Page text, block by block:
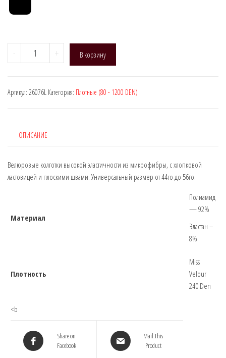
-
Количество
товара
(MISS
),
+ В корзину
Артикул: 26076L Категория: Плотные (80 - 1200 DEN)
ОПИСАНИЕ
Велюровые колготки высокой эластичности из микрофибры, с хлопковой
ластовицей и плоскими швами. Универсальный размер от 44го до 56го.
Материал
Полиамид
— 92%
Эластан –
8%
Плотность
Miss
Velour
240 Den
<b
Share on
Facebook
Mail This
Product